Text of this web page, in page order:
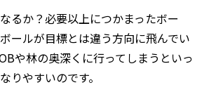
るか？必要以上につかまったボー
ールが目標とは違う方向に飛んでい
や林の奥深くに行ってしまうといっ
りやすいのです。